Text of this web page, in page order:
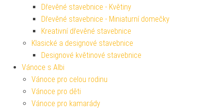
Dřevěné stavebnice - Květiny
Dřevěné stavebnice - Miniaturní domečky
Kreativní dřevěné stavebnice
Klasické a designové stavebnice
Designové květinové stavebnice
Vánoce s Albi
Vánoce pro celou rodinu
Vánoce pro děti
Vánoce pro kamarády